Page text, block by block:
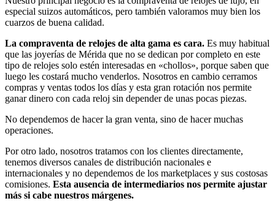
especial suizos automáticos, pero también valoramos muy bien los
cuarzos de buena calidad.
La compraventa de relojes de alta gama es cara. Es muy habitual
que las joyerías de Mérida que no se dedican por completo en este
tipo de relojes solo estén interesadas en «chollos», porque saben que
luego les costará mucho venderlos. Nosotros en cambio cerramos
compras y ventas todos los días y esta gran rotación nos permite
ganar dinero con cada reloj sin depender de unas pocas piezas.
No dependemos de hacer la gran venta, sino de hacer muchas
operaciones.
Por otro lado, nosotros tratamos con los clientes directamente,
tenemos diversos canales de distribución nacionales e
internacionales y no dependemos de los marketplaces y sus costosas
comisiones. Esta ausencia de intermediarios nos permite ajustar
más si cabe nuestros márgenes.